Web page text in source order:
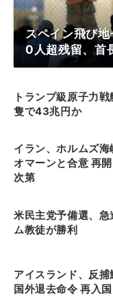
スペイン飛び
0人超残留、首
トランプ級原子力
隻で43兆円か
イラン、ホルムズ
オマーンと合意 再
次第
米民主党予備選、
ム教徒が勝利
アイスランド、反
国外退去命令 再入